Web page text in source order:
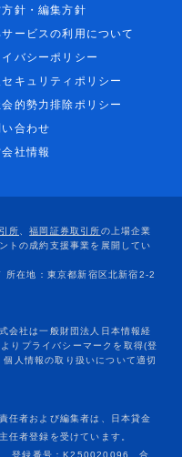
針・編集方針
ービスの利用について
イバシーポリシー
キュリティポリシー
会的勢力排除ポリシー
い合わせ
社情報
任者および編集者は、日本貸金
任者登録を受けています。
登録番号：K250020096、合